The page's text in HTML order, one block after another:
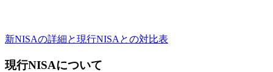
新NISAの詳細と現行NISAとの対比表
現行NISAについて